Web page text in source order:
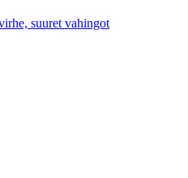
suuret vahingot